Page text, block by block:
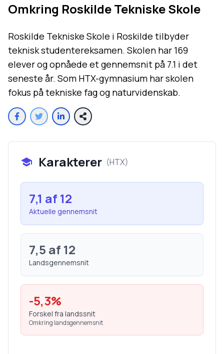
Omkring Roskilde Tekniske Skole
Roskilde Tekniske Skole i Roskilde tilbyder
teknisk studentereksamen. Skolen har 169
elever og opnåede et gennemsnit på 7.1 i det
seneste år. Som HTX-gymnasium har skolen
fokus på tekniske fag og naturvidenskab.
Karakterer (HTX)
7,1 af 12
Aktuelle gennemsnit
7,5 af 12
Landsgennemsnit
-5,3%
Forskel fra landssnit
Omkring landsgennemsnit